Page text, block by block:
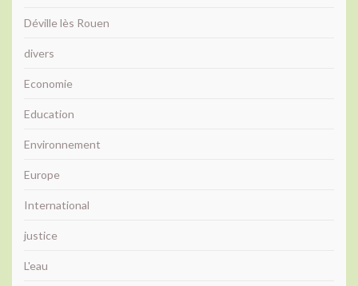
Déville lès Rouen
divers
Economie
Education
Environnement
Europe
International
justice
L'eau